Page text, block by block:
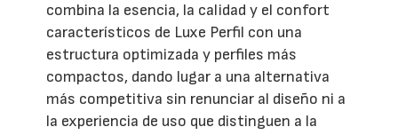
combina la esencia, la calidad y el confort
característicos de Luxe Perfil con una
estructura optimizada y perfiles más
compactos, dando lugar a una alternativa
más competitiva sin renunciar al diseño ni a
la experiencia de uso que distinguen a la